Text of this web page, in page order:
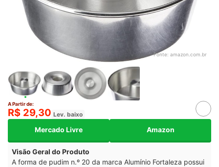
Fonte: amazon.com.br
A Partir de:
R$ 29,30 Lev. baixo
Mercado Livre Amazon
Visão Geral do Produto
A forma de pudim n.º 20 da marca Alumínio Fortaleza possui